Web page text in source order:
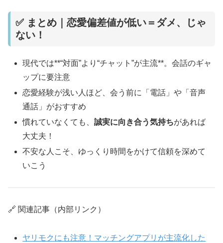
✅ まとめ｜恋愛偏差値が低い＝ダメ、じゃ
ない！
現代では**“対面”より“チャット”が主流**。会話のギャ
ップに要注意
恋愛経験が浅い人ほど、会う前に「電話」や「音声
通話」がおすすめ
慣れていなくても、誠実に向き合う気持ちがあれば
大丈夫！
不安な人こそ、ゆっくり時間をかけて信頼を深めて
いこう
🔗 関連記事（内部リンク）
ヤリモクにも注意！マッチングアプリが主流化した